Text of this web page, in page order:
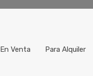
En Venta Para Alquiler